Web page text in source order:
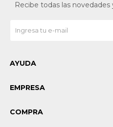
Recibe todas las
AYUDA
EMPRESA
COMPRA